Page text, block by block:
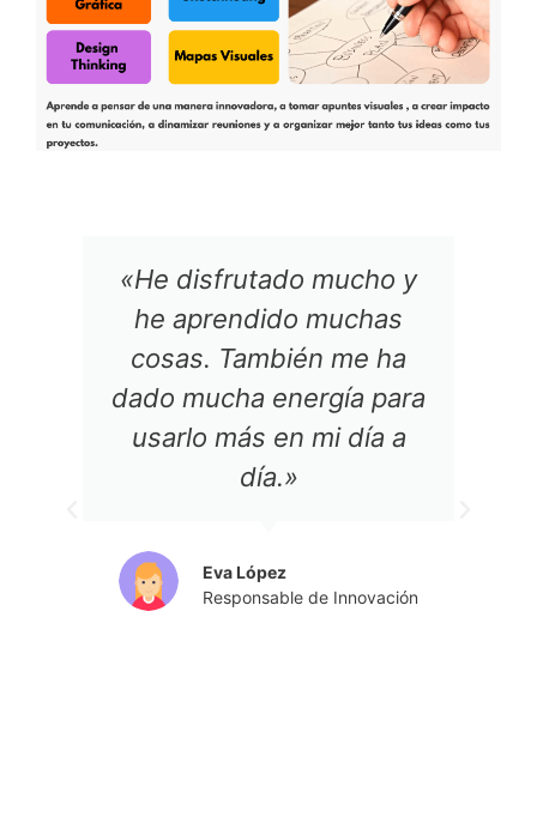
«✏Una formación muy
práctica que he aplicado
desde el primer día! ✏Me
ha aportado una nueva
forma de pensar. ✏ Me
reta a crear nuevos
información de manera
diferente, más visual y